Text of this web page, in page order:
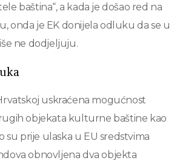
baština“, a kada je došao red na
onda je EK donijela odluku da se u
ne dodjeljuju.
uskraćena mogućnost
objekata kulturne baštine kao
su prije ulaska u EU sredstvima
obnovljena dva objekta